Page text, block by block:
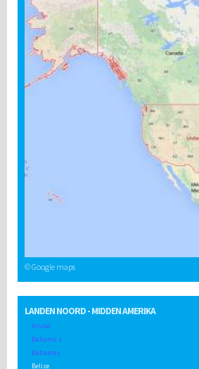
© Google maps
LANDEN NOORD - MIDDEN AMERIKA
Aruba
Bahama s
Bahamas
Belize